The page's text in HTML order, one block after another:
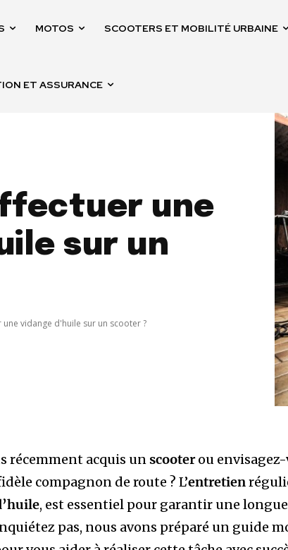
MOTOS SCOOTERS ET MOBILITÉ URBAINE
ET ASSURANCE
une
sur un
vidange d'huile sur un scooter ?
récemment acquis unscooterou
compagnon de route ? L’entretien
, est essentiel pour garantir une
pas, nous avons préparé un guide